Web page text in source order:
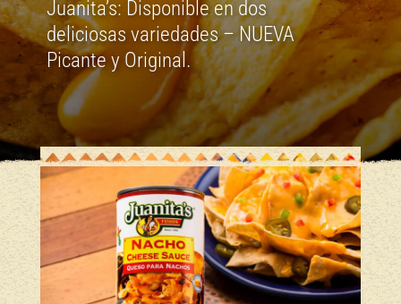
Juanita’s: Disponible en dos
deliciosas variedades – NUEVA
Picante y Original.